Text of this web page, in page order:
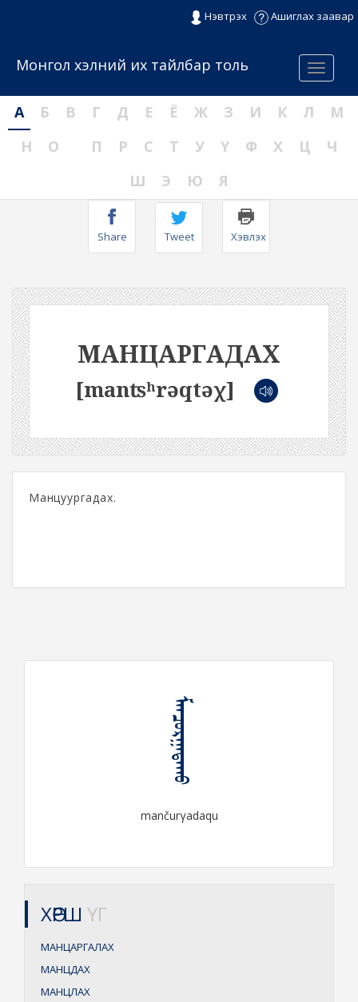
Нэвтрэх Ашиглах заавар
Menu
Монгол хэлний их тайлбар толь
А Б В Г Д Е Ё Ж З И К Л
М
Н
О П Р С Т У Ү Ф Х Ц
Ч
Ш
Э Ю Я
Share Tweet Хэвлэх
МАНЦАРГАДАХ
[manʦʰrəqtəχ]
Манцуургадах.
ᠮᠠᠨᠴᠤᠷᠭᠠᠳᠠᠬᠤ
mančurγadaqu
ХӨРШ ҮГ
МАНЦАРГАЛАХ
МАНЦДАХ
МАНЦЛАХ